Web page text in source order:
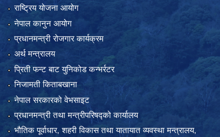
राष्ट्रिय योजना आयोग
नेपाल कानुन आयोग
प्रधानमन्त्री रोजगार कार्यक्रम
अर्थ मन्त्रालय
प्रिती फन्ट बाट युनिकोड कन्भर्रटर
निजामती किताबखाना
नेपाल सरकारको वेभसाइट
प्रधानमन्त्री तथा मन्त्रीपरिषद्को कार्यालय
भौतिक पूर्वाधार, शहरी विकास तथा यातायात व्यवस्था मन्त्रालय,